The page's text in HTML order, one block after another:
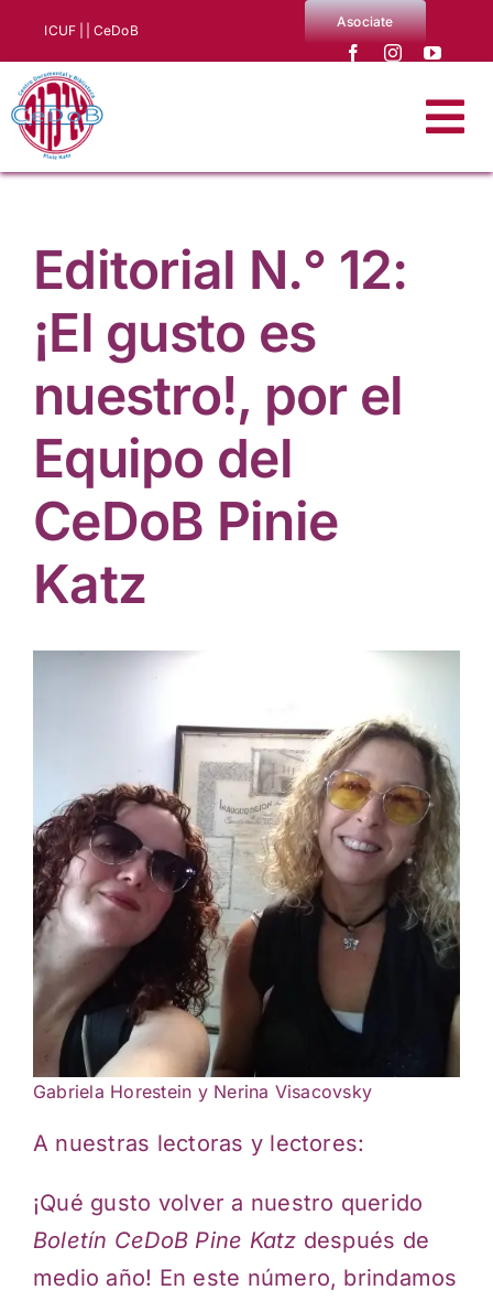
contenido
ICUF | | CeDoB
Asociate
Noticias
Producciones CeDoB
Biblioteca y archivo
Actividades culturales
Editorial N.° 12:
¡El gusto es
nuestro!, por el
Equipo del
CeDoB Pinie
Katz
Gabriela Horestein y Nerina Visacovsky
A nuestras lectoras y lectores:
¡Qué gusto volver a nuestro querido
Boletín CeDoB Pine Katz después de
medio año! En este número, brindamos